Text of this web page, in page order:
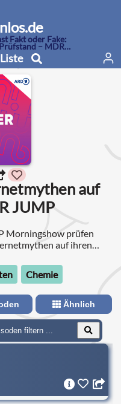
Fakt oder Fake:
– MDR
auf
JUMP
Morningshow prüfen
auf ihren
Chemie
Ähnlich